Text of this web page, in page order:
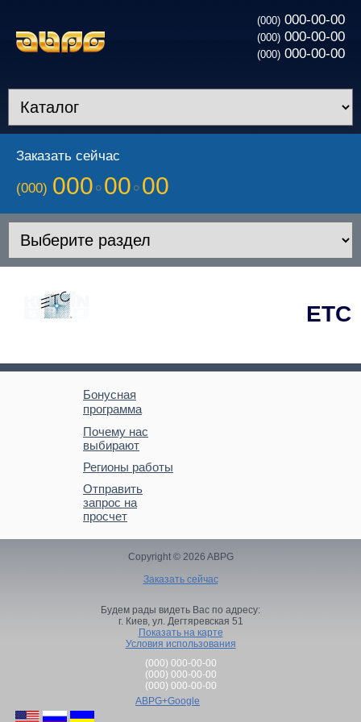
(000) 000-00-00
(000) 000-00-00
(000) 000-00-00
Заказать сейчас
(000) 000 00 00
ETC
Бонусная
программа
Почему нас
выбирают
Регионы работы
Отправить
запрос на
просчет
Copyright © 2026 ABPG
Заказать сейчас
Будем рады видеть Вас по адресу:
г. Киев, ул. Дегтяревская 51
Показать на карте
Условия использования
(000) 000-00-00
(000) 000-00-00
(000) 000-00-00
ABPG+Google